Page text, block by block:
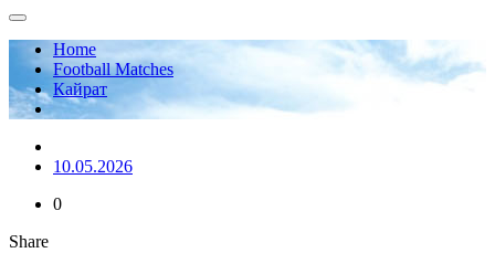
Home
Football Matches
Кайрат
10.05.2026
0
Share